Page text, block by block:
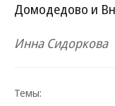
Домодедово и
Инна Сидоркова
Темы: